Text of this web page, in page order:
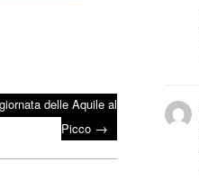
delle Aquile al
Picco →